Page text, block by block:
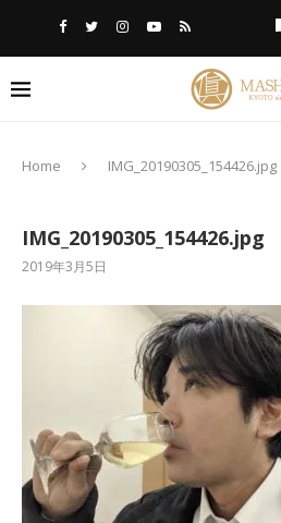
Home IMG_20190305_154426.jpg
IMG_20190305_154426.jpg
2019年3月5日